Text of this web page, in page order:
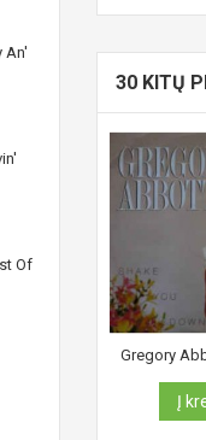
An'
Of
30 KITŲ
Gregory
Į